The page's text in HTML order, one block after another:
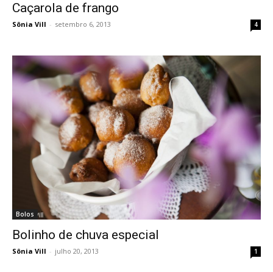
Caçarola de frango
Sônia Vill - setembro 6, 2013 4
Bolos
Bolinho de chuva especial
Sônia Vill - julho 20, 2013 1